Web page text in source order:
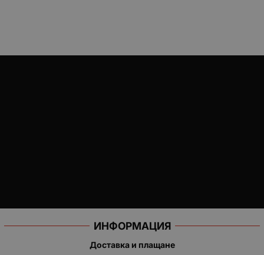
ИНФОРМАЦИЯ
Доставка и плащане